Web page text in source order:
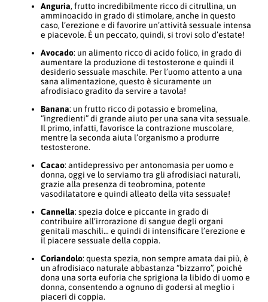
Anguria, frutto incredibilmente ricco di citrullina, un
amminoacido in grado di stimolare, anche in questo
caso, l’erezione e di favorire un’attività sessuale intensa
e piacevole. È un peccato, quindi, si trovi solo d’estate!
Avocado: un alimento ricco di acido folico, in grado di
aumentare la produzione di testosterone e quindi il
desiderio sessuale maschile. Per l’uomo attento a una
sana alimentazione, questo è sicuramente un
afrodisiaco gradito da servire a tavola!
Banana: un frutto ricco di potassio e bromelina,
“ingredienti” di grande aiuto per una sana vita sessuale.
Il primo, infatti, favorisce la contrazione muscolare,
mentre la seconda aiuta l’organismo a produrre
testosterone.
Cacao: antidepressivo per antonomasia per uomo e
donna, oggi ve lo serviamo tra gli afrodisiaci naturali,
grazie alla presenza di teobromina, potente
vasodilatatore e quindi alleato della vita sessuale!
Cannella: spezia dolce e piccante in grado di
contribuire all’irrorazione di sangue degli organi
genitali maschili… e quindi di intensificare l’erezione e
il piacere sessuale della coppia.
Coriandolo: questa spezia, non sempre amata dai più, è
un afrodisiaco naturale abbastanza “bizzarro”, poiché
dona una sorta euforia che sprigiona la libido di uomo e
donna, consentendo a ognuno di godersi al meglio i
piaceri di coppia.